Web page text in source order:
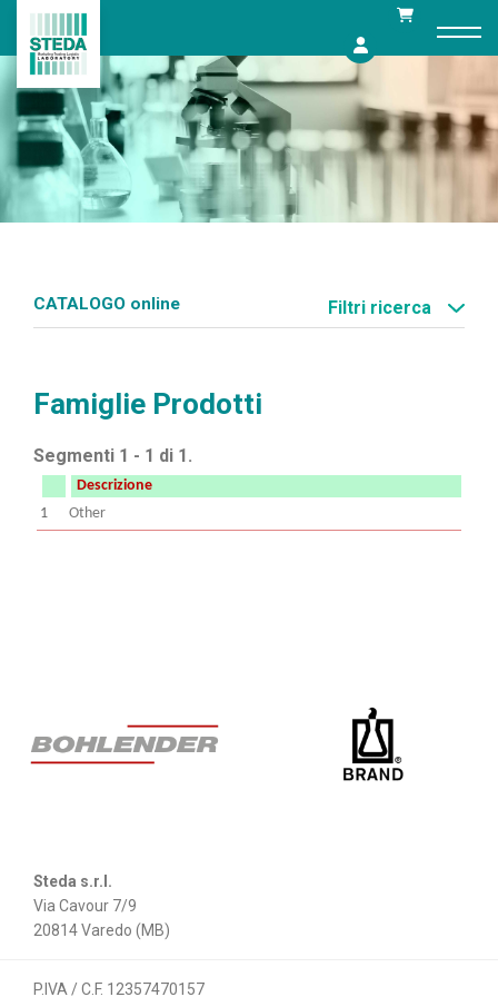
content
CATALOGO online Filtri ricerca
Famiglie Prodotti
Segmenti 1 - 1 di 1.
Descrizione
1
Other
Steda s.r.l.
Via Cavour 7/9
20814 Varedo (MB)
P.IVA / C.F. 12357470157